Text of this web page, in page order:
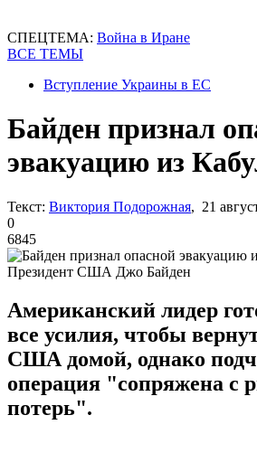
СПЕЦТЕМА: Война в Иране
ВСЕ ТЕМЫ
Вступление Украины в ЕС
Байден признал
эвакуацию из
Текст: Виктория Подорожная, 21
0
6845
Президент США Джо Байден
Американский лидер
все усилия, чтобы
США домой, однако
операция "сопряжена с
потерь".